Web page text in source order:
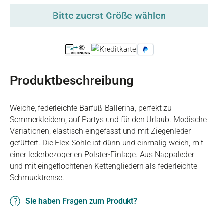
Bitte zuerst Größe wählen
Produktbeschreibung
Weiche, federleichte Barfuß-Ballerina, perfekt zu
Sommerkleidern, auf Partys und für den Urlaub. Modische
Variationen, elastisch eingefasst und mit Ziegenleder
gefüttert. Die Flex-Sohle ist dünn und einmalig weich, mit
einer lederbezogenen Polster-Einlage. Aus Nappaleder
und mit eingeflochtenen Kettengliedern als federleichte
Schmucktrense.
Sie haben Fragen zum Produkt?